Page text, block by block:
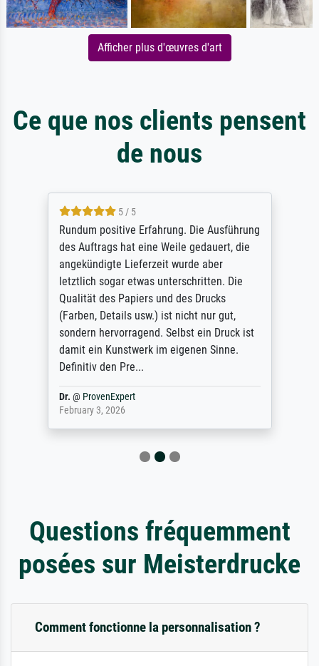
Afficher plus d'œuvres d'art
Ce que nos clients pensent
de nous
5 / 5
Rundum positive Erfahrung. Die Ausführung
des Auftrags hat eine Weile gedauert, die
angekündigte Lieferzeit wurde aber
letztlich sogar etwas unterschritten. Die
Qualität des Papiers und des Drucks
(Farben, Details usw.) ist nicht nur gut,
sondern hervorragend. Selbst ein Druck ist
damit ein Kunstwerk im eigenen Sinne.
Definitiv den Pre...
Dr. @ ProvenExpert
February 3, 2026
Questions fréquemment
posées sur Meisterdrucke
Comment fonctionne la personnalisation ?